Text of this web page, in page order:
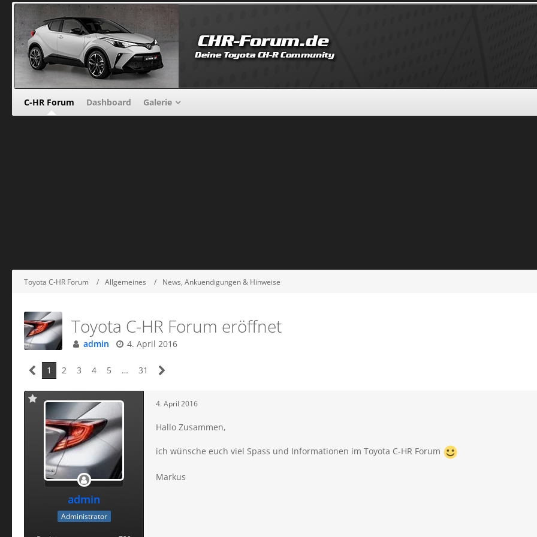
C-HR Forum Dashboard Galerie
Toyota C-HR Forum Allgemeines News, Ankuendigungen & Hinweise
Toyota C-HR Forum eröffnet
admin 4. April 2016
1 2 3 4 5 … 31
admin
Administrator
4. April 2016
Hallo Zusammen,
ich wünsche euch viel Spass und Informationen im Toyota C-HR Forum
Markus